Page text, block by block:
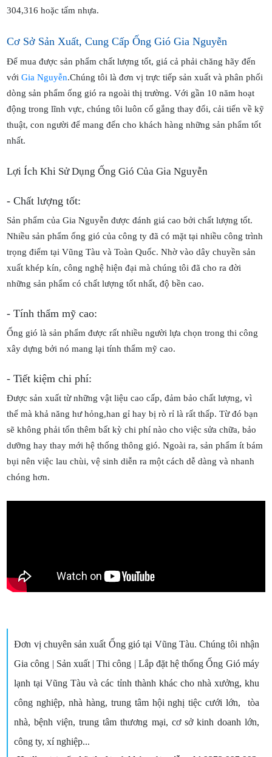
304,316 hoặc tấm nhựa.
Cơ Sở Sản Xuất, Cung Cấp Ống Gió Gia Nguyễn
Để mua được sản phẩm chất lượng tốt, giá cả phải chăng hãy đến
vớiGia Nguyễn.Chúng tôi là đơn vị trực tiếp sản xuất và phân phối
dòng sản phẩm ống gió ra ngoài thị trường. Với gần 10 năm hoạt
động trong lĩnh vực, chúng tôi luôn cố gắng thay đổi, cải tiến về kỹ
thuật, con người để mang đến cho khách hàng những sản phẩm tốt
nhất.
Lợi Ích Khi Sử Dụng Ống Gió Của Gia Nguyễn
-Chất lượng tốt:
Sản phẩm của Gia Nguyễn được đánh giá cao bởi chất lượng tốt.
Nhiều sản phẩm ống gió của công ty đã có mặt tại nhiều công trình
trọng điểm tại Vũng Tàu và Toàn Quốc. Nhờ vào dây chuyền sản
xuất khép kín, công nghệ hiện đại mà chúng tôi đã cho ra đời
những sản phẩm có chất lượng tốt nhất, độ bền cao.
- Tính thẩm mỹ cao:
Ống gió là sản phẩm được rất nhiều người lựa chọn trong thi công
xây dựng bởi nó mang lại tính thẩm mỹ cao.
- Tiết kiệm chi phí:
Được sản xuất từ những vật liệu cao cấp, đảm bảo chất lượng, vì
thế mà khả năng hư hỏng,han gỉ hay bị rò rỉ là rất thấp. Từ đó bạn
sẽ không phải tốn thêm bất kỳ chi phí nào cho việc sửa chữa, bảo
dưỡng hay thay mới hệ thống thông gió. Ngoài ra, sản phẩm ít bám
bụi nên việc lau chùi, vệ sinh diễn ra một cách dễ dàng và nhanh
chóng hơn.
Đơn vị chuyên sản xuất Ống gió tại Vũng Tàu. Chúng tôi nhận
Gia công | Sản xuất | Thi công | Lắp đặt hệ thống Ống Gió máy
lạnh tại Vũng Tàu và các tỉnh thành khác cho nhà xưởng, khu
công nghiệp, nhà hàng, trung tâm hội nghị tiệc cưới lớn, tòa
nhà, bệnh viện, trung tâm thương mại, cơ sở kinh doanh lớn,
công ty, xí nghiệp...